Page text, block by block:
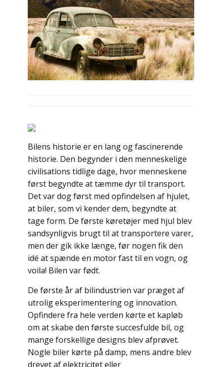
Bilens historie er en lang og fascinerende
historie. Den begynder i den menneskelige
civilisations tidlige dage, hvor menneskene
først begyndte at tæmme dyr til transport.
Det var dog først med opfindelsen af hjulet,
at biler, som vi kender dem, begyndte at
tage form. De første køretøjer med hjul blev
sandsynligvis brugt til at transportere varer,
men der gik ikke længe, før nogen fik den
idé at spænde en motor fast til en vogn, og
voila! Bilen var født.
De første år af bilindustrien var præget af
utrolig eksperimentering og innovation.
Opfindere fra hele verden kørte et kapløb
om at skabe den første succesfulde bil, og
mange forskellige designs blev afprøvet.
Nogle biler kørte på damp, mens andre blev
drevet af elektricitet eller